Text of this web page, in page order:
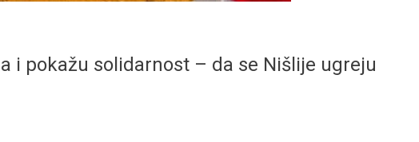
i pokažu solidarnost – da se Nišlije ugreju